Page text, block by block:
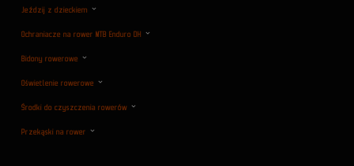
Jeździj z dzieckiem
Ochraniacze na rower MTB Enduro DH
Bidony rowerowe
Oświetlenie rowerowe
Środki do czyszczenia rowerów
Przekąski na rower